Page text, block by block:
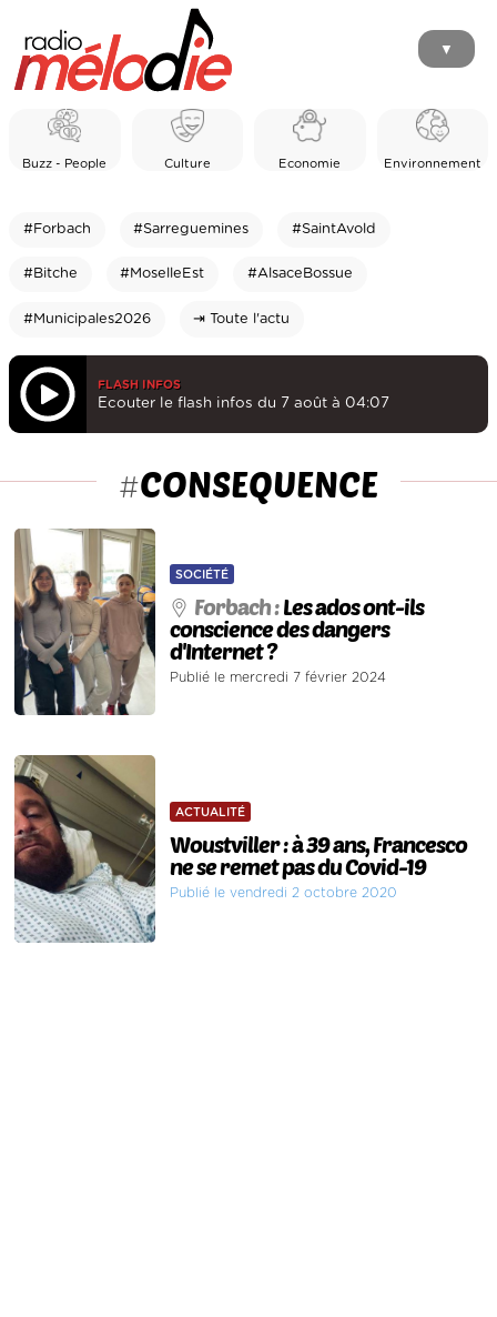
▼
Buzz - People Culture Economie Environnement
#Forbach #Sarreguemines #SaintAvold
#Bitche #MoselleEst #AlsaceBossue
#Municipales2026 ⇥ Toute l'actu
FLASH INFOS
Ecouter le flash infos du 7 août à 04:07
#CONSEQUENCE
SOCIÉTÉ
Forbach :Les ados ont-ils
conscience des dangers
d'Internet ?
Publié le mercredi 7 février 2024
ACTUALITÉ
Woustviller : à 39 ans, Francesco
ne se remet pas du Covid-19
Publié le vendredi 2 octobre 2020